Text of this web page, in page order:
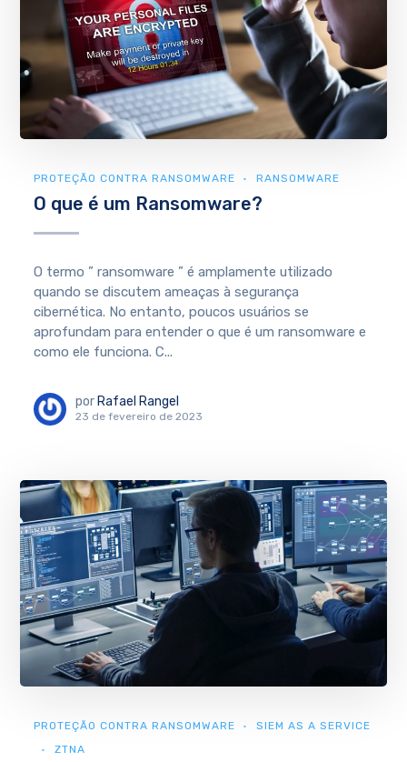
PROTEÇÃO CONTRA RANSOMWARE RANSOMWARE
O que é um Ransomware?
O termo ” ransomware ” é amplamente utilizado
quando se discutem ameaças à segurança
cibernética. No entanto, poucos usuários se
aprofundam para entender o que é um ransomware e
como ele funciona. C...
por Rafael Rangel
23 de fevereiro de 2023
PROTEÇÃO CONTRA RANSOMWARE
SIEM AS A SERVICE
ZTNA